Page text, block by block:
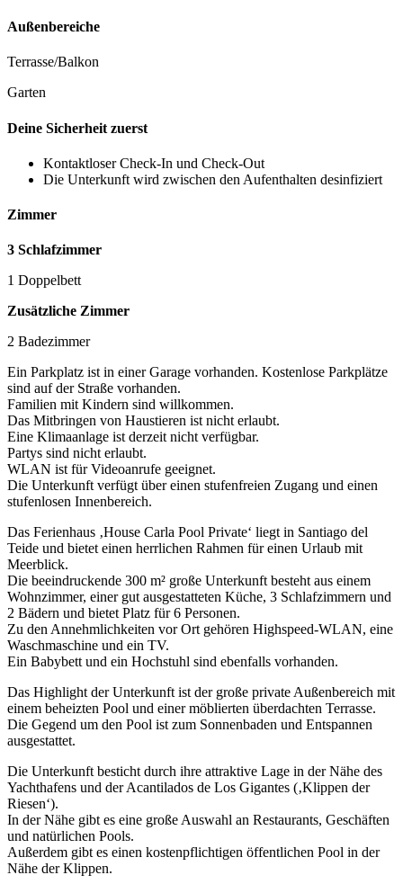
Außenbereiche
Terrasse/Balkon
Garten
Deine Sicherheit zuerst
Kontaktloser Check-In und Check-Out
Die Unterkunft wird zwischen den Aufenthalten desinfiziert
Zimmer
3 Schlafzimmer
1 Doppelbett
Zusätzliche Zimmer
2 Badezimmer
Ein Parkplatz ist in einer Garage vorhanden. Kostenlose Parkplätze
sind auf der Straße vorhanden.
Familien mit Kindern sind willkommen.
Das Mitbringen von Haustieren ist nicht erlaubt.
Eine Klimaanlage ist derzeit nicht verfügbar.
Partys sind nicht erlaubt.
WLAN ist für Videoanrufe geeignet.
Die Unterkunft verfügt über einen stufenfreien Zugang und einen
stufenlosen Innenbereich.
Das Ferienhaus ‚House Carla Pool Private‘ liegt in Santiago del
Teide und bietet einen herrlichen Rahmen für einen Urlaub mit
Meerblick.
Die beeindruckende 300 m² große Unterkunft besteht aus einem
Wohnzimmer, einer gut ausgestatteten Küche, 3 Schlafzimmern und
2 Bädern und bietet Platz für 6 Personen.
Zu den Annehmlichkeiten vor Ort gehören Highspeed-WLAN, eine
Waschmaschine und ein TV.
Ein Babybett und ein Hochstuhl sind ebenfalls vorhanden.
Das Highlight der Unterkunft ist der große private Außenbereich mit
einem beheizten Pool und einer möblierten überdachten Terrasse.
Die Gegend um den Pool ist zum Sonnenbaden und Entspannen
ausgestattet.
Die Unterkunft besticht durch ihre attraktive Lage in der Nähe des
Yachthafens und der Acantilados de Los Gigantes (‚Klippen der
Riesen‘).
In der Nähe gibt es eine große Auswahl an Restaurants, Geschäften
und natürlichen Pools.
Außerdem gibt es einen kostenpflichtigen öffentlichen Pool in der
Nähe der Klippen.